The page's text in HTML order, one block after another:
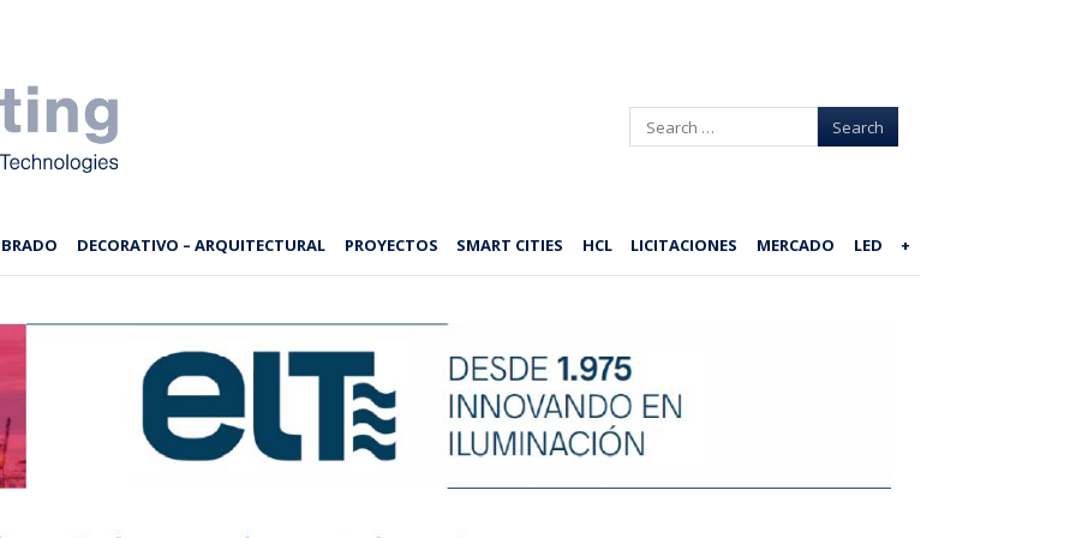
Search
DECORATIVO – ARQUITECTURAL PROYECTOS SMART CITIES HCL LICITACIONES MERCADO LED +